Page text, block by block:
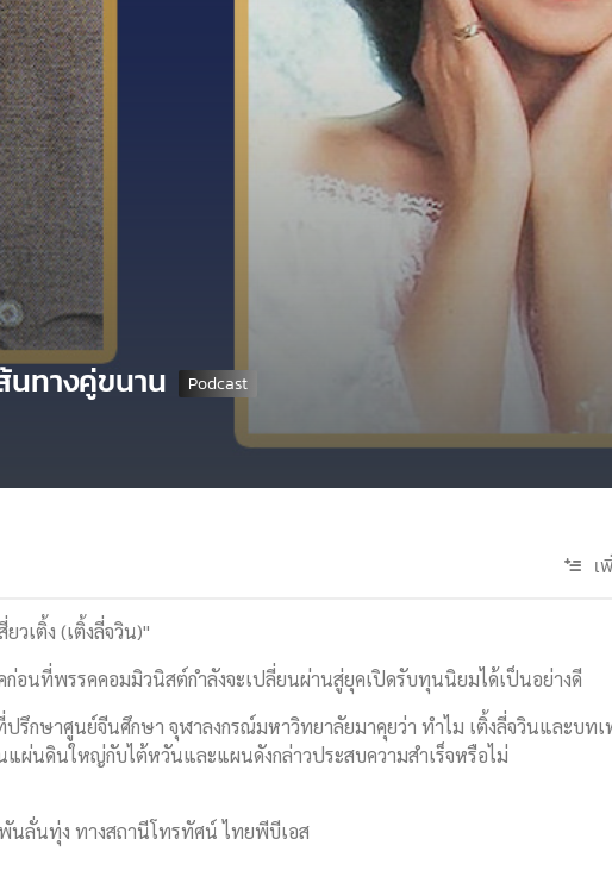
นทางคู่ขนาน
เ
วเติ้ง (เติ้งลี่จวิน)"
อนที่พรรคคอมมิวนิสต์กำลังจะเปลี่ยนผ่านสู่ยุคเปิดรับทุนนิยมได้เป็นอย่างดี
กษาศูนย์จีนศึกษา จุฬาลงกรณ์มหาวิทยาลัยมาคุยว่า ทำไม เติ้งลี่จวินและบทเ
นแผ่นดินใหญ่กับไต้หวันและแผนดังกล่าวประสบความสำเร็จหรือไม่
นลั่นทุ่ง ทางสถานีโทรทัศน์ ไทยพีบีเอส